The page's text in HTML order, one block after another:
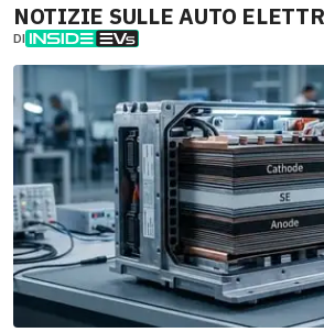
NOTIZIE SULLE AUTO
DI